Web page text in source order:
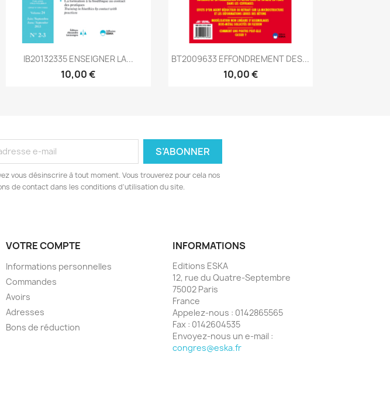
Aperçu rapide
IB20132335 ENSEIGNER LA...
10,00 €
Aperçu rapide
BT2009633 EFFONDREMENT DES...
10,00 €
vous désinscrire à tout moment. Vous trouverez pour cela nos
de contact dans les conditions d'utilisation du site.
VOTRE COMPTE
Informations personnelles
Commandes
Avoirs
Adresses
Bons de réduction
INFORMATIONS
Editions ESKA
12, rue du Quatre-Septembre
75002 Paris
France
Appelez-nous : 0142865565
Fax : 0142604535
Envoyez-nous un e-mail :
congres@eska.fr